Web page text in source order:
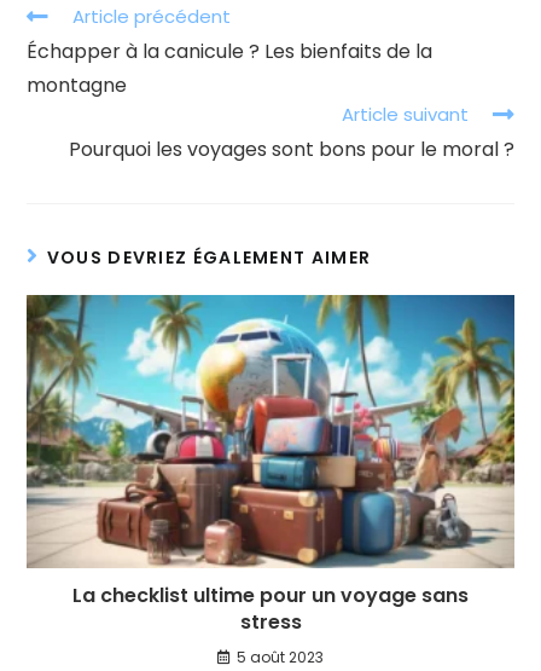
Read
more
articles
Article précédent
Échapper à la canicule ? Les bienfaits de la
montagne
Article suivant
Pourquoi les voyages sont bons pour le moral ?
VOUS DEVRIEZ ÉGALEMENT AIMER
La checklist ultime pour un voyage sans
stress
5 août 2023